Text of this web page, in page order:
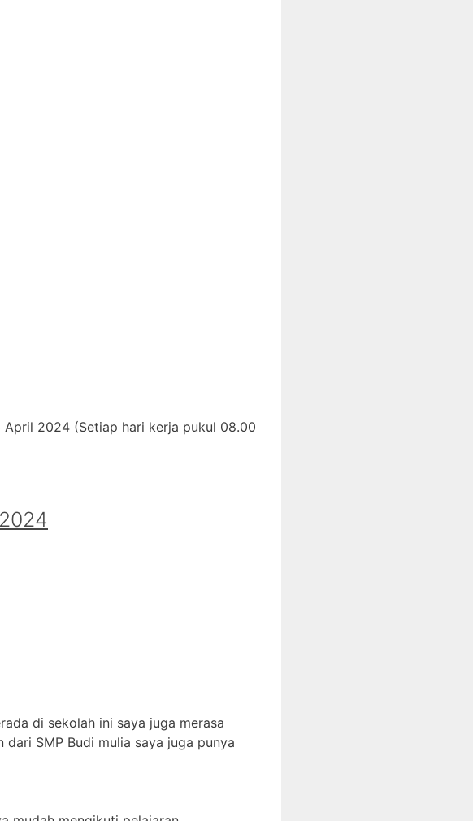
April 2024 (Setiap hari kerja pukul 08.00
di sekolah ini saya juga merasa
SMP Budi mulia saya juga punya